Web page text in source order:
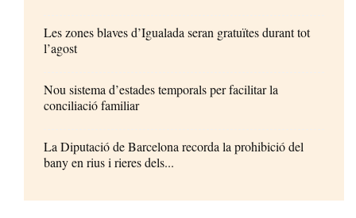
Les zones blaves d’Igualada seran gratuïtes durant tot
l’agost
Nou sistema d’estades temporals per facilitar la
conciliació familiar
La Diputació de Barcelona recorda la prohibició del
bany en rius i rieres dels...